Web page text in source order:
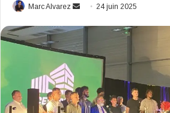
Marc Alvarez
Envoyer24 juin 2025